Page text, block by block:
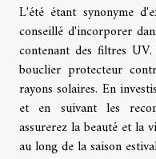
L'été étant synonyme
conseillé d'incorporer
contenant des filtres
bouclier protecteur
rayons solaires. En
et en suivant les
assurerez la beauté et la
au long de la saison